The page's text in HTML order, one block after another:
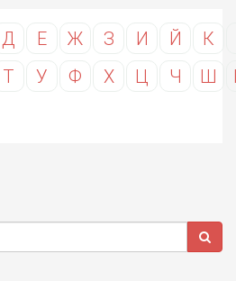
Д Е Ж З И Й К
Т У Ф Х Ц Ч Ш